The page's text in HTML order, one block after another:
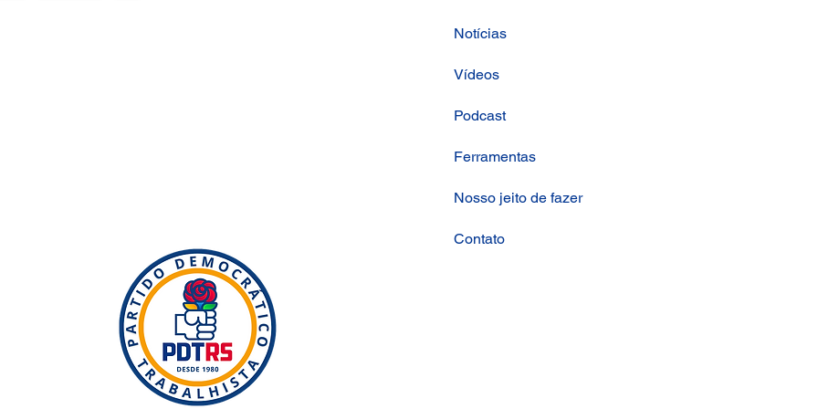
Notícias
Vídeos
Podcast
Ferramentas
Nosso jeito de fazer
Contato